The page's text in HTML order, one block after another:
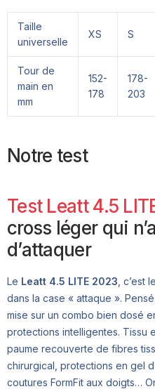
Taille
universelle
XS S
Tour de
main en
mm
152-
178
178-
203
Notre test
Test Leatt 4.5
cross léger qui
d’attaquer
Le Leatt 4.5 LITE 2023 , c’est
dans la case « attaque ».
mise sur un combo bien dosé
protections intelligentes. Tissu
paume recouverte de fibres
chirurgical, protections en gel
coutures FormFit aux doigts…